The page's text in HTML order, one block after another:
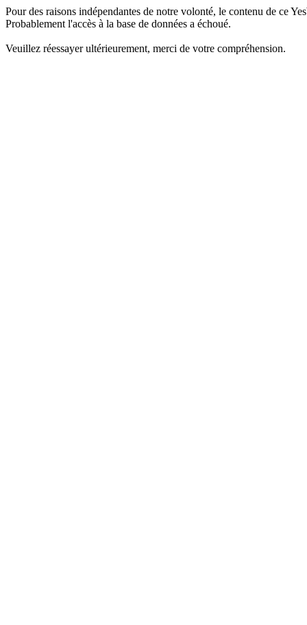
Pour des raisons indépendantes de notre volonté, le contenu de ce
Probablement l'accès à la base de données a échoué.
Veuillez réessayer ultérieurement, merci de votre compréhension.